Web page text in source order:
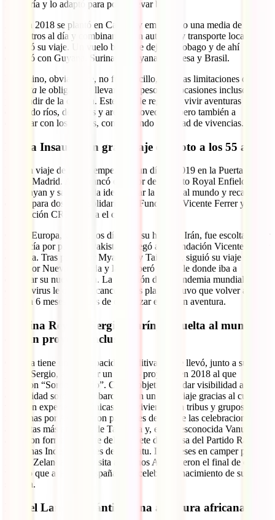
la batería y lo adaptó para poder llevar bultos.
Así, en 2018 se plantó en Canadá y empujando una media de 25
kilómetros al día y combinando con autostop y transporte local
empezó su viaje. Un vuelo barato le dejó en Tobago y de ahí
conectó con Guyana, Surinam, Guyana Francesa y Brasil.
El camino, obviamente, no fue sencillo, pues las limitaciones de su
trotineta le obligaron a llevar poco peso y en ocasiones incluso a
prescindir de la comida. Este viaje le regaló el vivir aventuras
cruzando ríos, desiertos y arenas movedizas, pero también a
conectar con los locales, compartiendo infinidad de vivencias.
Marta Insausti, un gran viaje en moto a los 55 años
El gran viaje de Marta empezó en un día de 2019 en la Puerta del
Sol de Madrid. Ahí arrancó el motor de su moto Royal Enfield
Himalayan y salió con la idea de dar la vuelta al mundo y recaudar
dinero para dos fines solidarios: la Fundación Vicente Ferrer y la
Asociación CRIS contra el cáncer.
Cruzó Europa, viajó unos días con su hija por Irán, fue escoltada por
la policía por parte de Pakistán y llegó a la Fundación Vicente Ferrer
en India. Tras pasar por Myanmar y Tailandia, siguió su viaje sin la
moto por Nueva Zelanda y la recuperó en Chile donde iba a
empezar su nueva etapa. La irrupción de la pandemia mundial del
coronavirus le obligó a cancelar sus planes y tuvo que volver a
España 6 meses después de comenzar esta gran aventura.
Cristina Reyes y Sergio Marín, la vuelta al mundo
con un proyecto inclusivo
Cristina tiene una discapacidad auditiva que le llevó, junto a su
pareja Sergio, a empezar un viaje – proyecto en 2018 al que
llamaron “Sordo Mundo”. Con el objetivo de dar visibilidad a la
comunidad sorda, se embarcaron en un gran viaje gracias al cual
vivieron experiencias únicas. Convivieron con tribus y grupos
indígenas por Asia, fueron partícipes de una de las celebraciones
animistas más antiguas de Tailandia y, en la desconocida Vanuatu,
acabaron formando parte del gabinete de prensa del Partido Raíces
Indígenas Independientes de Vanuatu. Dos meses en camper por
Nueva Zelanda y una visita a Buenos Aires fueron el final de este
viajazo que acabó en España para celebrar el nacimiento de su
sobrina.
Daniel Landa, Atlántico: una aventura africana